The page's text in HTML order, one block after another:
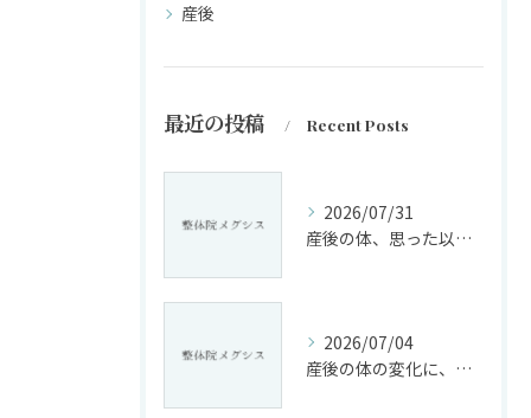
産後
最近の投稿 Recent Posts
2026/07/31
産後の体、思った以上に変化していませんか?
2026/07/04
産後の体の変化に、戸惑っていませんか?